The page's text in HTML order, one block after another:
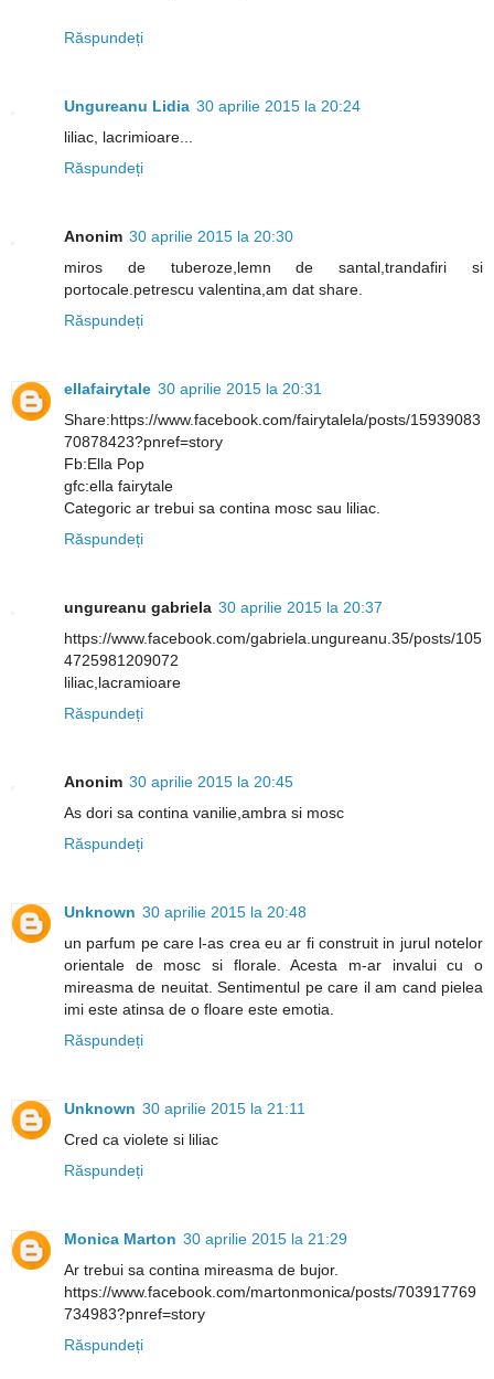
Răspundeți
Ungureanu Lidia 30 aprilie 2015 la 20:24
liliac, lacrimioare...
Răspundeți
Anonim 30 aprilie 2015 la 20:30
miros de tuberoze,lemn de santal,trandafiri si
portocale.petrescu valentina,am dat share.
Răspundeți
ellafairytale 30 aprilie 2015 la 20:31
Share:https://www.facebook.com/fairytalela/posts/15939083
70878423?pnref=story
Fb:Ella Pop
gfc:ella fairytale
Categoric ar trebui sa contina mosc sau liliac.
Răspundeți
ungureanu gabriela 30 aprilie 2015 la 20:37
https://www.facebook.com/gabriela.ungureanu.35/posts/105
4725981209072
liliac,lacramioare
Răspundeți
Anonim 30 aprilie 2015 la 20:45
As dori sa contina vanilie,ambra si mosc
Răspundeți
Unknown 30 aprilie 2015 la 20:48
un parfum pe care l-as crea eu ar fi construit in jurul notelor
orientale de mosc si florale. Acesta m-ar invalui cu o
mireasma de neuitat. Sentimentul pe care il am cand pielea
imi este atinsa de o floare este emotia.
Răspundeți
Unknown 30 aprilie 2015 la 21:11
Cred ca violete si liliac
Răspundeți
Monica Marton 30 aprilie 2015 la 21:29
Ar trebui sa contina mireasma de bujor.
https://www.facebook.com/martonmonica/posts/703917769
734983?pnref=story
Răspundeți